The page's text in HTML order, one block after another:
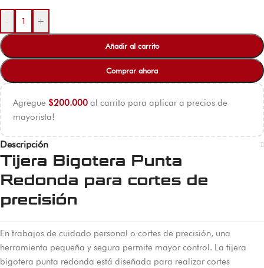
- +
Añadir al carrito
Comprar ahora
Agregue $200.000 al carrito para aplicar a precios de
mayorista!
Descripción
Tijera Bigotera Punta
Redonda para cortes de
precisión
En trabajos de cuidado personal o cortes de precisión, una
herramienta pequeña y segura permite mayor control. La tijera
bigotera punta redonda está diseñada para realizar cortes